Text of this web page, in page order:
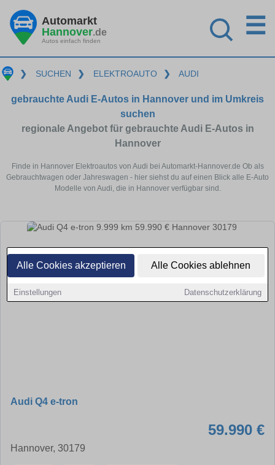
Alle Cookies akzeptieren Alle Cookies ablehnen
Einstellungen Datenschutzerklärung
Automarkt
Hannover.de
Autos einfach finden
☰
❯ SUCHEN ❯ ELEKTROAUTO ❯ AUDI
gebrauchte Audi E-Autos in Hannover und im Umkreis
suchen
regionale Angebot für gebrauchte Audi E-Autos in
Hannover
Finde in Hannover Elektroautos von Audi bei Automarkt-Hannover.de Ob als
Gebrauchtwagen oder Jahreswagen - hier siehst du auf einen Blick alle E-Auto
Modelle von Audi, die in Hannover verfügbar sind.
Audi Q4 e-tron
59.990 €
Hannover, 30179